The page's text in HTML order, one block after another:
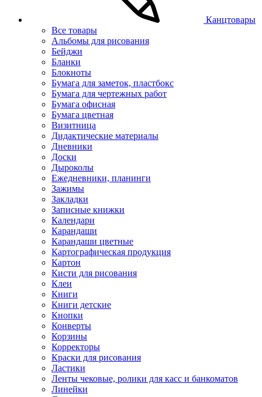
Канцтовары
Все товары
Альбомы для рисования
Бейджи
Бланки
Блокноты
Бумага для заметок, пластбокс
Бумага для чертежных работ
Бумага офисная
Бумага цветная
Визитница
Дидактические материалы
Дневники
Доски
Дыроколы
Ежедневники, планинги
Зажимы
Закладки
Записные книжки
Календари
Карандаши
Карандаши цветные
Картографическая продукция
Картон
Кисти для рисования
Клеи
Книги
Книги детские
Кнопки
Конверты
Корзины
Корректоры
Краски для рисования
Ластики
Ленты чековые, ролики для касс и банкоматов
Линейки